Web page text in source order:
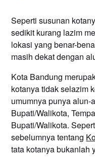
Seperti susunan
sedikit kurang lazim
lokasi yang benar-
masih dekat dengan
Kota Bandung
kotanya tidak selazim
umumnya punya
Bupati/Walikota,
Bupati/Walikota.
sebelumnya tentang
tata kotanya bukanlah